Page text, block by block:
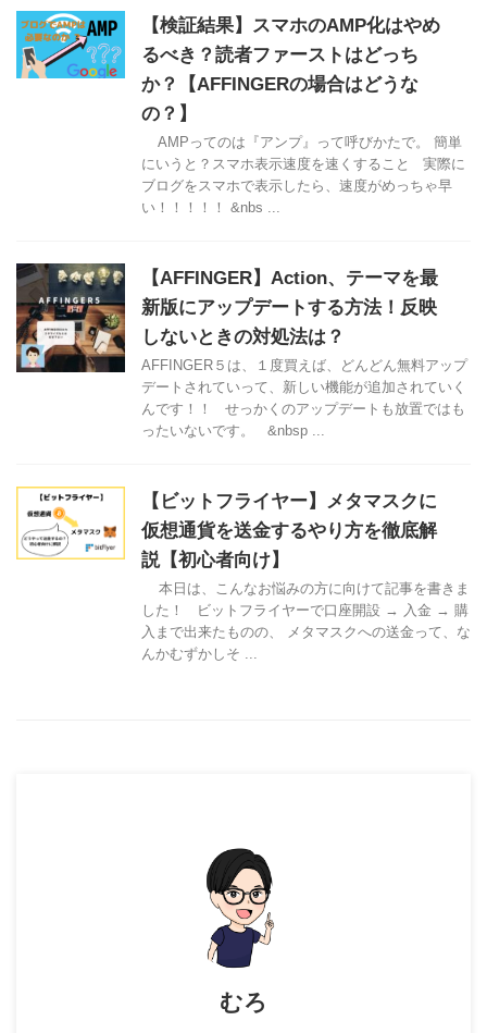
【検証結果】スマホのAMP化はやめ
るべき？読者ファーストはどっち
か？【AFFINGERの場合はどうな
の？】
AMPってのは『アンプ』って呼びかたで。 簡単
にいうと？スマホ表示速度を速くすること 実際に
ブログをスマホで表示したら、速度がめっちゃ早
い！！！！！ &nbs ...
【AFFINGER】Action、テーマを最
新版にアップデートする方法！反映
しないときの対処法は？
AFFINGER５は、１度買えば、どんどん無料アップ
デートされていって、新しい機能が追加されていく
んです！！ せっかくのアップデートも放置ではも
ったいないです。 &nbsp ...
【ビットフライヤー】メタマスクに
仮想通貨を送金するやり方を徹底解
説【初心者向け】
本日は、こんなお悩みの方に向けて記事を書きま
した！ ビットフライヤーで口座開設 → 入金 → 購
入まで出来たものの、 メタマスクへの送金って、な
んかむずかしそ ...
むろ